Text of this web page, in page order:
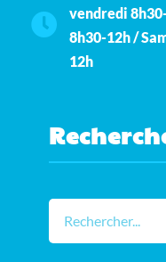
vendredi
8h30-12h /
12h